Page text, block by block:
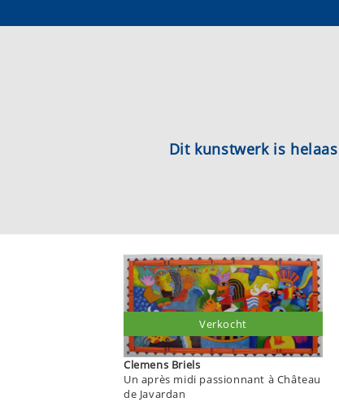
Dit kunstwerk is
Clemens Briels
Un après midi passionnant à Château
de Javardan
Verkocht